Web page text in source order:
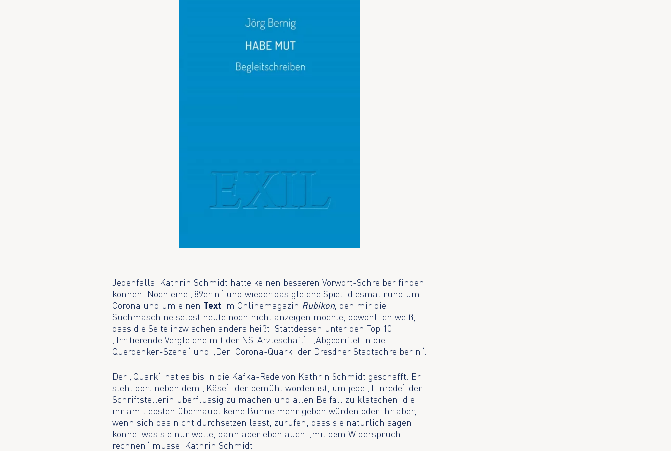
Jedenfalls: Kathrin Schmidt hätte keinen besseren Vorwort-Schreiber finden
können. Noch eine „89erin“ und wieder das gleiche Spiel, diesmal rund um
Corona und um einen Text im Onlinemagazin Rubikon, den mir die
Suchmaschine selbst heute noch nicht anzeigen möchte, obwohl ich weiß,
dass die Seite inzwischen anders heißt. Stattdessen unter den Top 10:
„Irritierende Vergleiche mit der NS-Ärzteschaft“, „Abgedriftet in die
Querdenker-Szene“ und „Der ‚Corona-Quark‘ der Dresdner Stadtschreiberin“.
Der „Quark“ hat es bis in die Kafka-Rede von Kathrin Schmidt geschafft. Er
steht dort neben dem „Käse“, der bemüht worden ist, um jede „Einrede“ der
Schriftstellerin überflüssig zu machen und allen Beifall zu klatschen, die
ihr am liebsten überhaupt keine Bühne mehr geben würden oder ihr aber,
wenn sich das nicht durchsetzen lässt, zurufen, dass sie natürlich sagen
könne, was sie nur wolle, dann aber eben auch „mit dem Widerspruch
rechnen“ müsse. Kathrin Schmidt: